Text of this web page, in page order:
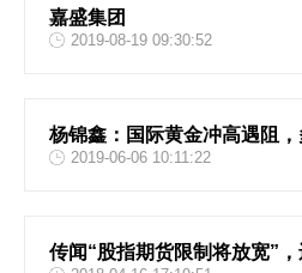
嘉盛集团
2019-08-19 09:30:52
杨锦鑫：国际黄金冲高遇阻
2019-06-06 10:11:22
传闻“股指期货限制将放宽”